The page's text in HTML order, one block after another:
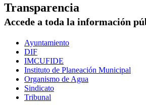
Transparencia
Accede a toda la información
Ayuntamiento
DIF
IMCUFIDE
Instituto de Planeación Municipal
Organismo de Agua
Sindicato
Tribunal